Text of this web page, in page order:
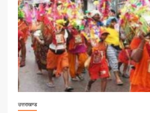
उत्तराखण्ड